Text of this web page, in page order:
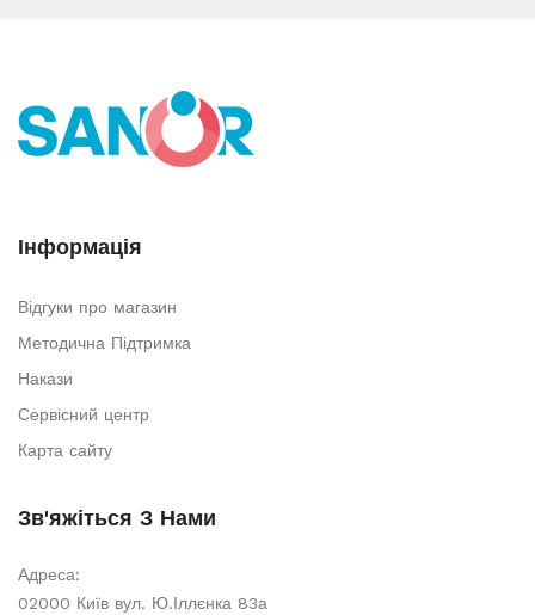
Інформація
Відгуки про магазин
Методична Підтримка
Накази
Сервісний центр
Карта сайту
Зв'яжіться З Нами
Адреса:
02000 Київ вул. Ю.Іллєнка 83а